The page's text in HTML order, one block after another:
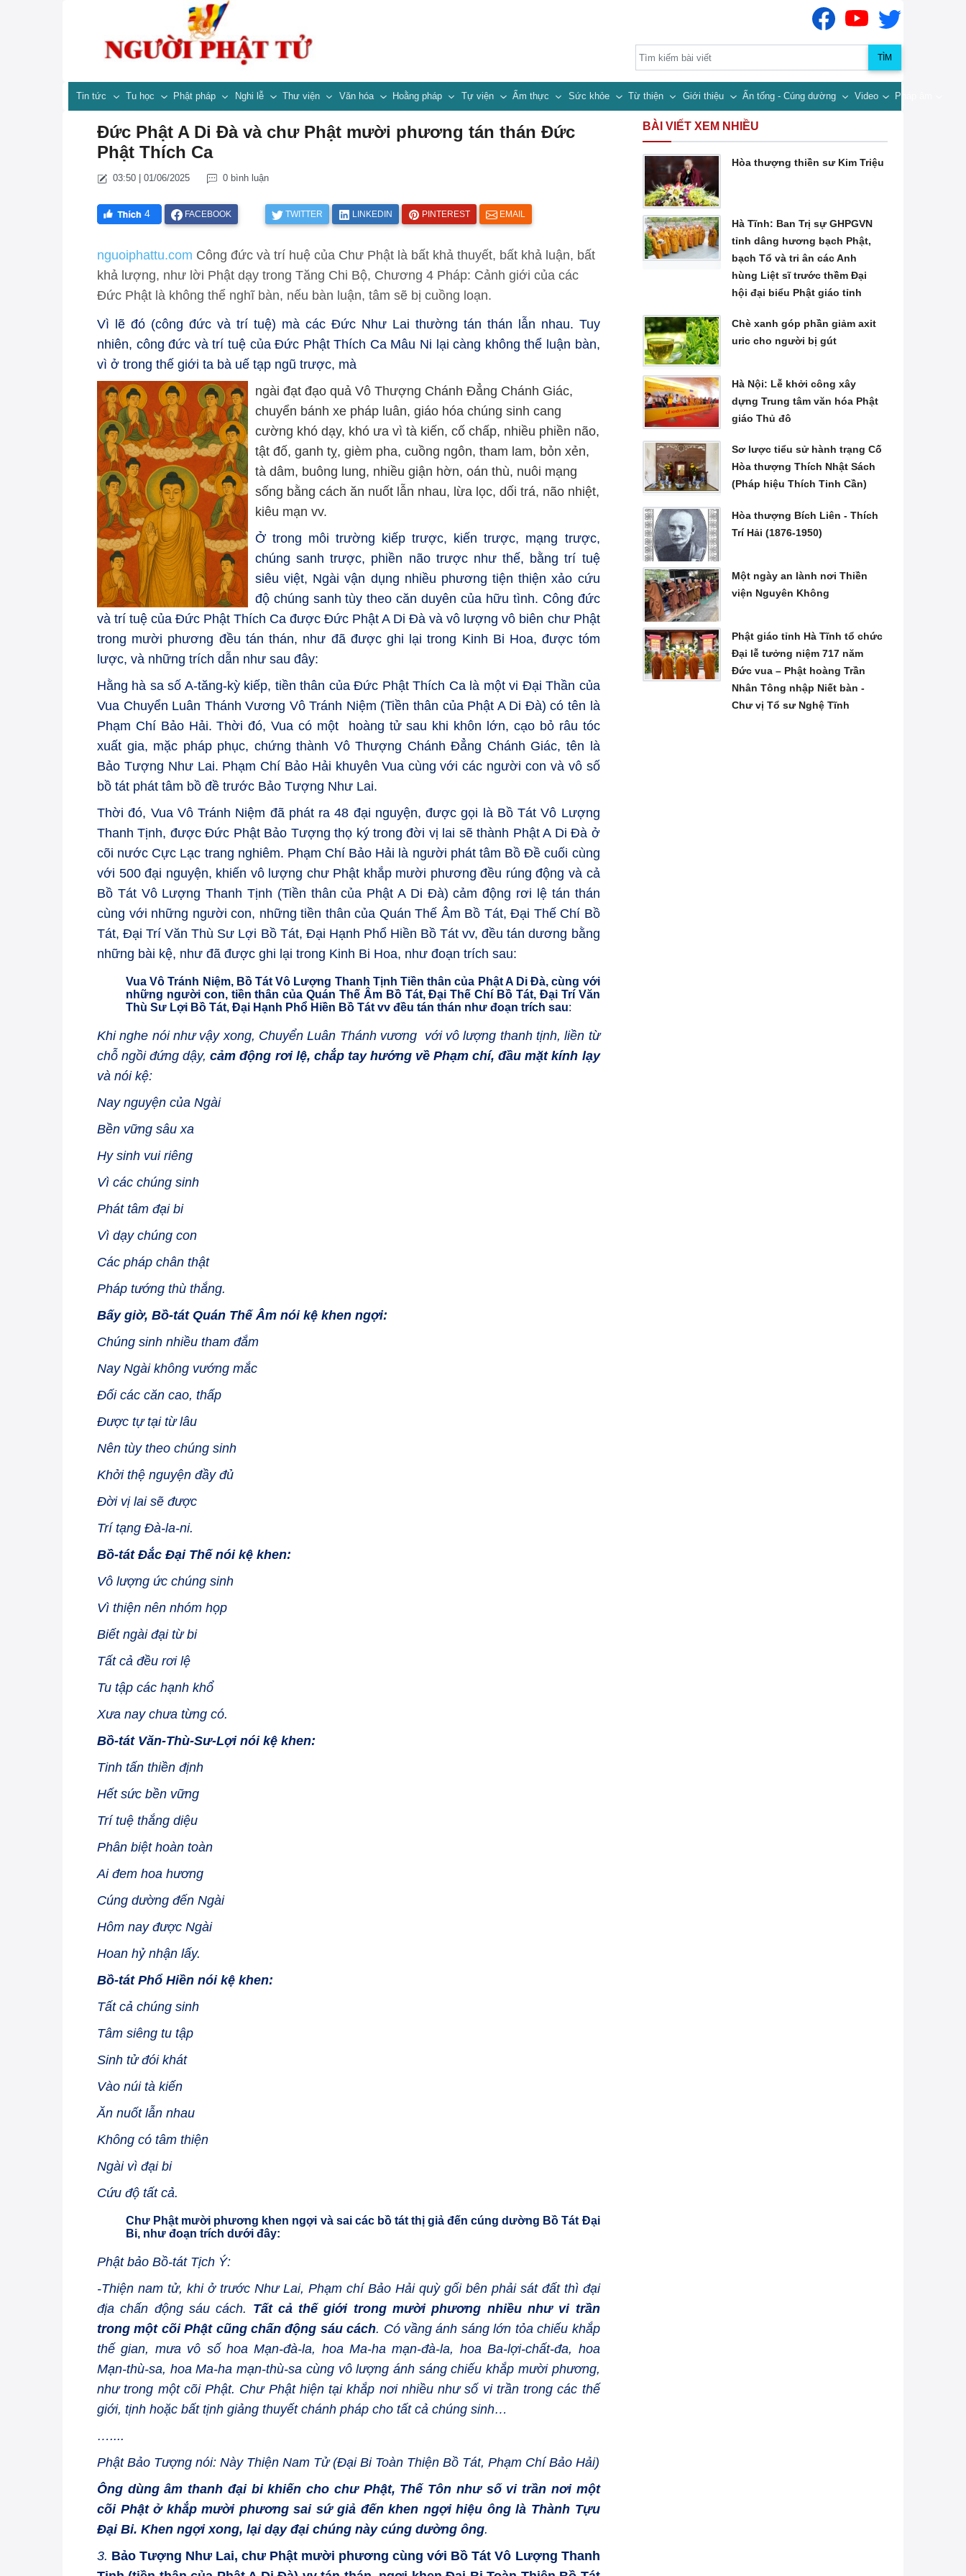
TÌM
Tin tức Tu học Phật pháp Nghi lễ Thư viện Văn hóa Hoằng pháp Tự viện Ẩm thực Sức khỏe Từ thiện Giới thiệu Ấn tống - Cúng dường Video Pháp âm
Đức Phật A Di Đà và chư Phật mười phương tán thán Đức
Phật Thích Ca
03:50 | 01/06/2025 0 bình luận
4 FACEBOOK TWITTER LINKEDIN PINTEREST EMAIL
nguoiphattu.com Công đức và trí huệ của Chư Phật là bất khả thuyết, bất khả luận, bất
khả lượng, như lời Phật dạy trong Tăng Chi Bộ, Chương 4 Pháp: Cảnh giới của các
Đức Phật là không thể nghĩ bàn, nếu bàn luận, tâm sẽ bị cuồng loạn.
Vì lẽ đó (công đức và trí tuệ) mà các Đức Như Lai thường tán thán lẫn nhau. Tuy
nhiên, công đức và trí tuệ của Đức Phật Thích Ca Mâu Ni lại càng không thể luận bàn,
vì ở trong thế giới ta bà uế tạp ngũ trược, mà
ngài đạt đạo quả Vô Thượng Chánh Đẳng Chánh Giác,
chuyển bánh xe pháp luân, giáo hóa chúng sinh cang
cường khó dạy, khó ưa vì tà kiến, cố chấp, nhiều phiền não,
tật đố, ganh tỵ, gièm pha, cuồng ngôn, tham lam, bỏn xẻn,
tà dâm, buông lung, nhiều giận hờn, oán thù, nuôi mạng
sống bằng cách ăn nuốt lẫn nhau, lừa lọc, dối trá, não nhiệt,
kiêu mạn vv.
Ở trong môi trường kiếp trược, kiến trược, mạng trược,
chúng sanh trược, phiền não trược như thế, bằng trí tuệ
siêu việt, Ngài vận dụng nhiều phương tiện thiện xảo cứu
độ chúng sanh tùy theo căn duyên của hữu tình. Công đức
và trí tuệ của Đức Phật Thích Ca được Đức Phật A Di Đà và vô lượng vô biên chư Phật
trong mười phương đều tán thán, như đã được ghi lại trong Kinh Bi Hoa, được tóm
lược, và những trích dẫn như sau đây:
Hằng hà sa số A-tăng-kỳ kiếp, tiền thân của Đức Phật Thích Ca là một vi Đại Thần của
Vua Chuyển Luân Thánh Vương Vô Tránh Niệm (Tiền thân của Phật A Di Đà) có tên là
Phạm Chí Bảo Hải. Thời đó, Vua có một hoàng tử sau khi khôn lớn, cạo bỏ râu tóc
xuất gia, mặc pháp phục, chứng thành Vô Thượng Chánh Đẳng Chánh Giác, tên là
Bảo Tượng Như Lai. Phạm Chí Bảo Hải khuyên Vua cùng với các người con và vô số
bồ tát phát tâm bồ đề trước Bảo Tượng Như Lai.
Thời đó, Vua Vô Tránh Niệm đã phát ra 48 đại nguyện, được gọi là Bồ Tát Vô Lượng
Thanh Tịnh, được Đức Phật Bảo Tượng thọ ký trong đời vị lai sẽ thành Phật A Di Đà ở
cõi nước Cực Lạc trang nghiêm. Phạm Chí Bảo Hải là người phát tâm Bồ Đề cuối cùng
với 500 đại nguyện, khiến vô lượng chư Phật khắp mười phương đều rúng động và cả
Bồ Tát Vô Lượng Thanh Tịnh (Tiền thân của Phật A Di Đà) cảm động rơi lệ tán thán
cùng với những người con, những tiền thân của Quán Thế Âm Bồ Tát, Đại Thế Chí Bồ
Tát, Đại Trí Văn Thù Sư Lợi Bồ Tát, Đại Hạnh Phổ Hiền Bồ Tát vv, đều tán dương bằng
những bài kệ, như đã được ghi lại trong Kinh Bi Hoa, như đoạn trích sau:
Vua Vô Tránh Niệm, Bồ Tát Vô Lượng Thanh Tịnh Tiền thân của Phật A Di Đà, cùng với
những người con, tiền thân của Quán Thế Âm Bồ Tát, Đại Thế Chí Bồ Tát, Đại Trí Văn
Thù Sư Lợi Bồ Tát, Đại Hạnh Phổ Hiền Bồ Tát vv đều tán thán như đoạn trích sau:
Khi nghe nói như vậy xong, Chuyển Luân Thánh vương với vô lượng thanh tịnh, liền từ
chỗ ngồi đứng dậy,cảm động rơi lệ, chắp tay hướng về Phạm chí, đầu mặt kính lạy
và nói kệ:
Nay nguyện của Ngài
Bền vững sâu xa
Hy sinh vui riêng
Vì các chúng sinh
Phát tâm đại bi
Vì dạy chúng con
Các pháp chân thật
Pháp tướng thù thắng.
Bấy giờ, Bồ-tát Quán Thế Âm nói kệ khen ngợi:
Chúng sinh nhiều tham đắm
Nay Ngài không vướng mắc
Đối các căn cao, thấp
Được tự tại từ lâu
Nên tùy theo chúng sinh
Khởi thệ nguyện đầy đủ
Đời vị lai sẽ được
Trí tạng Đà-la-ni.
Bồ-tát Đắc Đại Thế nói kệ khen:
Vô lượng ức chúng sinh
Vì thiện nên nhóm họp
Biết ngài đại từ bi
Tất cả đều rơi lệ
Tu tập các hạnh khổ
Xưa nay chưa từng có.
Bồ-tát Văn-Thù-Sư-Lợi nói kệ khen:
Tinh tấn thiền định
Hết sức bền vững
Trí tuệ thắng diệu
Phân biệt hoàn toàn
Ai đem hoa hương
Cúng dường đến Ngài
Hôm nay được Ngài
Hoan hỷ nhận lấy.
Bồ-tát Phổ Hiền nói kệ khen:
Tất cả chúng sinh
Tâm siêng tu tập
Sinh tử đói khát
Vào núi tà kiến
Ăn nuốt lẫn nhau
Không có tâm thiện
Ngài vì đại bi
Cứu độ tất cả.
Chư Phật mười phương khen ngợi và sai các bồ tát thị giả đến cúng dường Bồ Tát Đại
Bi, như đoạn trích dưới đây:
Phật bảo Bồ-tát Tịch Ý:
-Thiện nam tử, khi ở trước Như Lai, Phạm chí Bảo Hải quỳ gối bên phải sát đất thì đại
địa chấn động sáu cách. Tất cả thế giới trong mười phương nhiều như vi trần
trong một cõi Phật cũng chấn động sáu cách. Có vầng ánh sáng lớn tỏa chiếu khắp
thế gian, mưa vô số hoa Mạn-đà-la, hoa Ma-ha mạn-đà-la, hoa Ba-lợi-chất-đa, hoa
Mạn-thù-sa, hoa Ma-ha mạn-thù-sa cùng vô lượng ánh sáng chiếu khắp mười phương,
như trong một cõi Phật. Chư Phật hiện tại khắp nơi nhiều như số vi trần trong các thế
giới, tịnh hoặc bất tịnh giảng thuyết chánh pháp cho tất cả chúng sinh…
…....
Phật Bảo Tượng nói: Này Thiện Nam Tử (Đại Bi Toàn Thiện Bồ Tát, Phạm Chí Bảo Hải)
Ông dùng âm thanh đại bi khiến cho chư Phật, Thế Tôn như số vi trần nơi một
cõi Phật ở khắp mười phương sai sứ giả đến khen ngợi hiệu ông là Thành Tựu
Đại Bi. Khen ngợi xong, lại dạy đại chúng này cúng dường ông.
3. Bảo Tượng Như Lai, chư Phật mười phương cùng với Bồ Tát Vô Lượng Thanh
BÀI VIẾT XEM NHIỀU
Hòa thượng thiền sư Kim Triệu
Hà Tĩnh: Ban Trị sự GHPGVN
tỉnh dâng hương bạch Phật,
bạch Tổ và tri ân các Anh
hùng Liệt sĩ trước thềm Đại
hội đại biểu Phật giáo tỉnh
Chè xanh góp phần giảm axit
uric cho người bị gút
Hà Nội: Lễ khởi công xây
dựng Trung tâm văn hóa Phật
giáo Thủ đô
Sơ lược tiểu sử hành trạng Cố
Hòa thượng Thích Nhật Sách
(Pháp hiệu Thích Tinh Cần)
Hòa thượng Bích Liên - Thích
Trí Hải (1876-1950)
Một ngày an lành nơi Thiền
viện Nguyên Không
Phật giáo tỉnh Hà Tĩnh tổ chức
Đại lễ tưởng niệm 717 năm
Đức vua – Phật hoàng Trần
Nhân Tông nhập Niết bàn -
Chư vị Tổ sư Nghệ Tĩnh